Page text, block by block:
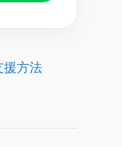
援方法